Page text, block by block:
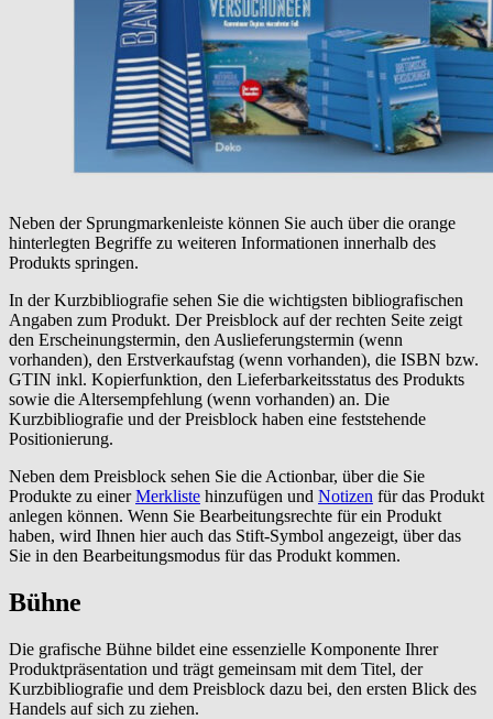
Neben der Sprungmarkenleiste können Sie auch über die orange
hinterlegten Begriffe zu weiteren Informationen innerhalb des
Produkts springen.
In der Kurzbibliografie sehen Sie die wichtigsten bibliografischen
Angaben zum Produkt. Der Preisblock auf der rechten Seite zeigt
den Erscheinungstermin, den Auslieferungstermin (wenn
vorhanden), den Erstverkaufstag (wenn vorhanden), die ISBN bzw.
GTIN inkl. Kopierfunktion, den Lieferbarkeitsstatus des Produkts
sowie die Altersempfehlung (wenn vorhanden) an. Die
Kurzbibliografie und der Preisblock haben eine feststehende
Positionierung.
Neben dem Preisblock sehen Sie die Actionbar, über die Sie
Produkte zu einerMerkliste hinzufügen und Notizen für das Produkt
anlegen können. Wenn Sie Bearbeitungsrechte für ein Produkt
haben, wird Ihnen hier auch das Stift-Symbol angezeigt, über das
Sie in den Bearbeitungsmodus für das Produkt kommen.
Bühne
Die grafische Bühne bildet eine essenzielle Komponente Ihrer
Produktpräsentation und trägt gemeinsam mit dem Titel, der
Kurzbibliografie und dem Preisblock dazu bei, den ersten Blick des
Handels auf sich zu ziehen.